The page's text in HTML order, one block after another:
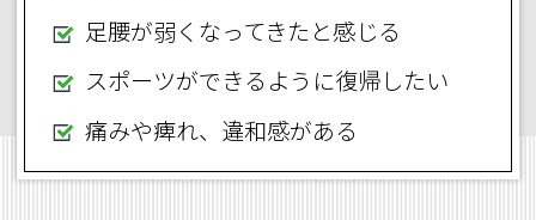
足腰が弱くなってきたと感じる
スポーツができるように復帰したい
痛みや痺れ、違和感がある